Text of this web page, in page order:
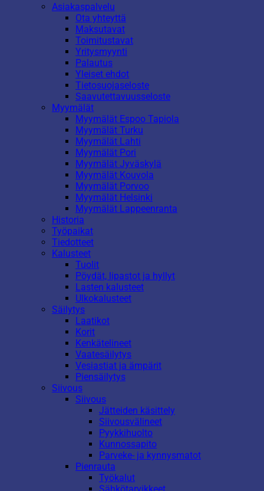
Asiakaspalvelu
Ota yhteyttä
Maksutavat
Toimitustavat
Yritysmyynti
Palautus
Yleiset ehdot
Tietosuojaseloste
Saavutettavuusseloste
Myymälät
Myymälät Espoo Tapiola
Myymälät Turku
Myymälät Lahti
Myymälät Pori
Myymälät Jyväskylä
Myymälät Kouvola
Myymälät Porvoo
Myymälät Helsinki
Myymälät Lappeenranta
Historia
Työpaikat
Tiedotteet
Kalusteet
Tuolit
Pöydät, lipastot ja hyllyt
Lasten kalusteet
Ulkokalusteet
Säilytys
Laatikot
Korit
Kenkätelineet
Vaatesäilytys
Vesiastiat ja ämpärit
Piensäilytys
Siivous
Siivous
Jätteiden käsittely
Siivousvälineet
Pyykkihuolto
Kunnossapito
Parveke- ja kynnysmatot
Pienrauta
Työkalut